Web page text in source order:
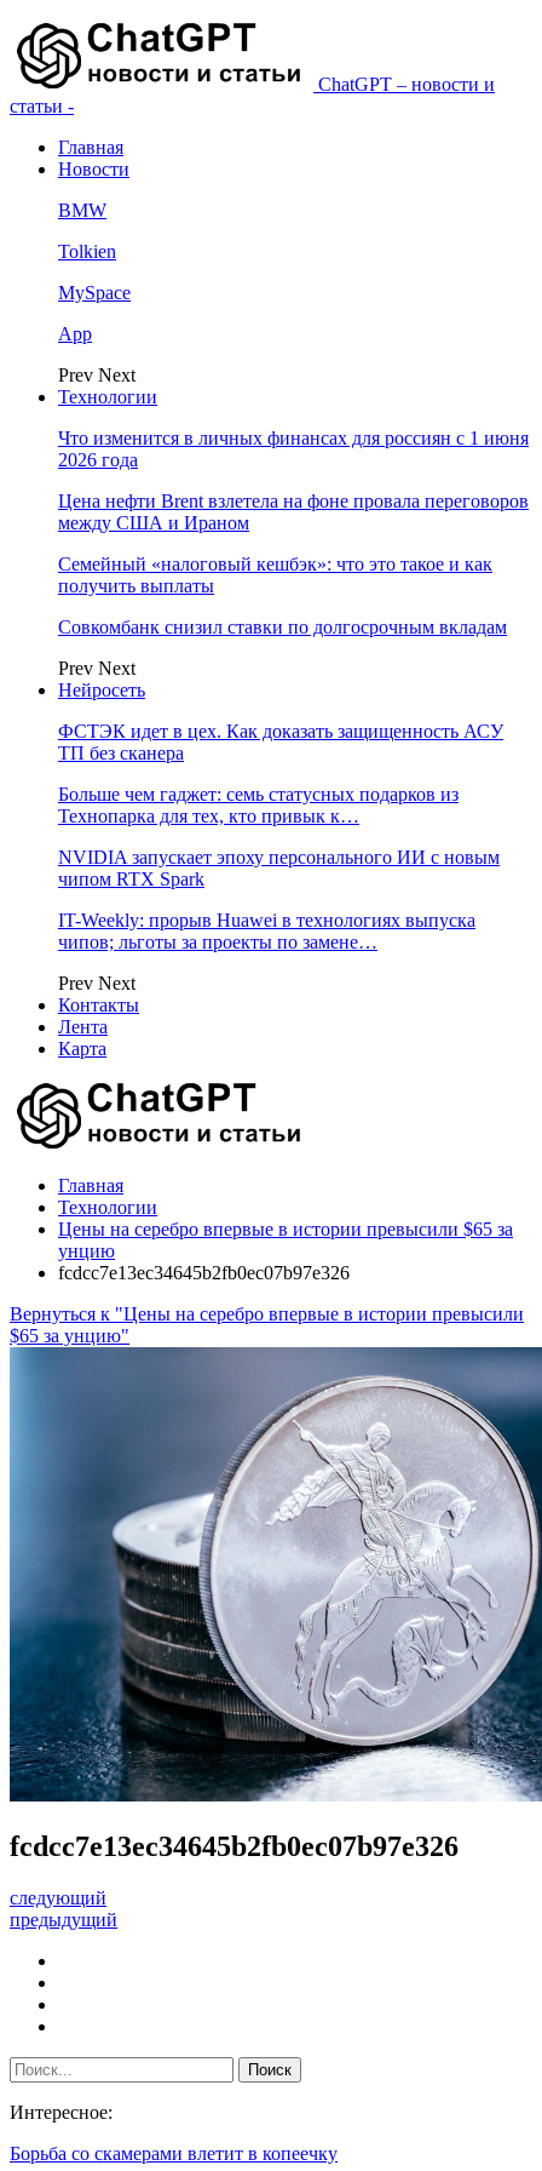
ChatGPT – новости и
статьи -
Главная
Новости
BMW
Tolkien
MySpace
App
Prev Next
Технологии
Что изменится в личных финансах для россиян с 1 июня
2026 года
Цена нефти Brent взлетела на фоне провала переговоров
между США и Ираном
Семейный «налоговый кешбэк»: что это такое и как
получить выплаты
Совкомбанк снизил ставки по долгосрочным вкладам
Prev Next
Нейросеть
ФСТЭК идет в цех. Как доказать защищенность АСУ
ТП без сканера
Больше чем гаджет: семь статусных подарков из
Технопарка для тех, кто привык к…
NVIDIA запускает эпоху персонального ИИ с новым
чипом RTX Spark
IT-Weekly: прорыв Huawei в технологиях выпуска
чипов; льготы за проекты по замене…
Prev Next
Контакты
Лента
Карта
Главная
Технологии
Цены на серебро впервые в истории превысили $65 за
унцию
fcdcc7e13ec34645b2fb0ec07b97e326
Вернуться к "Цены на серебро впервые в истории превысили
$65 за унцию"
fcdcc7e13ec34645b2fb0ec07b97e326
следующий
предыдущий
Интересное:
Борьба со скамерами влетит в копеечку